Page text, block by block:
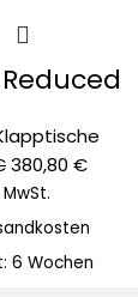
380,80 €
MwSt.
6 Wochen